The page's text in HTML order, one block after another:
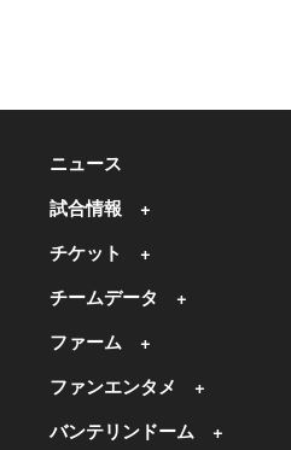
ニュース
試合情報
チケット
チームデータ
ファーム
ファンエンタメ
バンテリンドーム